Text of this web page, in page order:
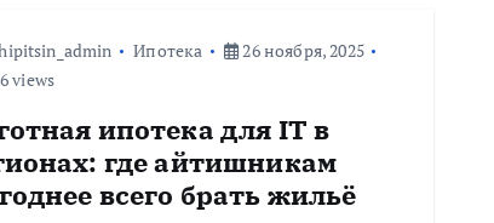
Ипотека
26 ноября, 2025
views
ипотека для IT в
где айтишникам
всего брать жильё